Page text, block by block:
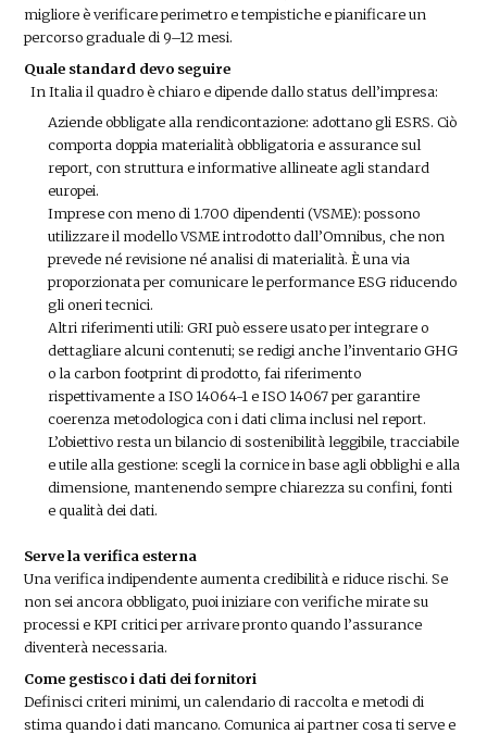
migliore è verificare perimetro e tempistiche e pianificare un
percorso graduale di 9–12 mesi.
Quale standard devo seguire
In Italia il quadro è chiaro e dipende dallo status dell’impresa:
Aziende obbligate alla rendicontazione: adottano gli ESRS. Ciò
comporta doppia materialità obbligatoria e assurance sul
report, con struttura e informative allineate agli standard
europei.
Imprese con meno di 1.700 dipendenti (VSME): possono
utilizzare il modello VSME introdotto dall’Omnibus, che non
prevede né revisione né analisi di materialità. È una via
proporzionata per comunicare le performance ESG riducendo
gli oneri tecnici.
Altri riferimenti utili: GRI può essere usato per integrare o
dettagliare alcuni contenuti; se redigi anche l’inventario GHG
o la carbon footprint di prodotto, fai riferimento
rispettivamente a ISO 14064-1 e ISO 14067 per garantire
coerenza metodologica con i dati clima inclusi nel report.
L’obiettivo resta un bilancio di sostenibilità leggibile, tracciabile
e utile alla gestione: scegli la cornice in base agli obblighi e alla
dimensione, mantenendo sempre chiarezza su confini, fonti
e qualità dei dati.
Serve la verifica esterna
Una verifica indipendente aumenta credibilità e riduce rischi. Se
non sei ancora obbligato, puoi iniziare con verifiche mirate su
processi e KPI critici per arrivare pronto quando l’assurance
diventerà necessaria.
Come gestisco i dati dei fornitori
Definisci criteri minimi, un calendario di raccolta e metodi di
stima quando i dati mancano. Comunica ai partner cosa ti serve e